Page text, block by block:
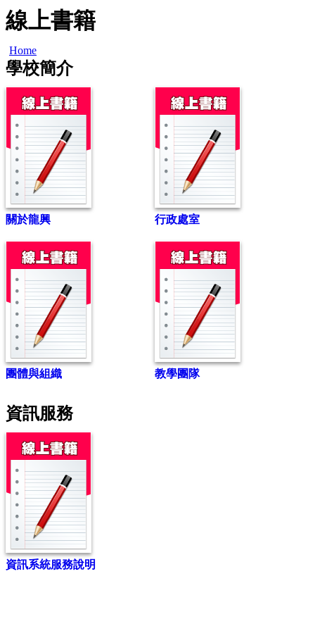
線上書籍
Home
學校簡介
關於龍興 行政處室
團體與組織 教學團隊
資訊服務
資訊系統服務說明